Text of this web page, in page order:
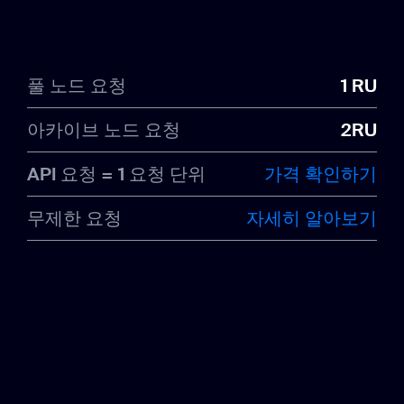
풀 노드 요청
1 RU
아카이브 노드 요청
2RU
API 요청 = 1 요청 단위
가격 확인하기
무제한 요청
자세히 알아보기